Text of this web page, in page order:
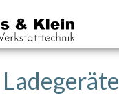
Inhalt
springen
Ladegeräte